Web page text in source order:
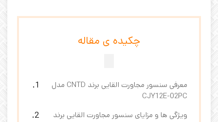
چکیده ی مقاله
معرفی سنسور مجاورت القایی برند CNTD مدل
CJY12E-02PC
ویژگی ها و مزایای سنسور مجاورت القایی برند